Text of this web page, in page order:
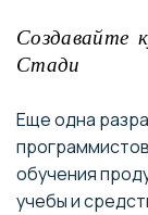
Создавайте
Стади
Еще одна
обучения
учебы и